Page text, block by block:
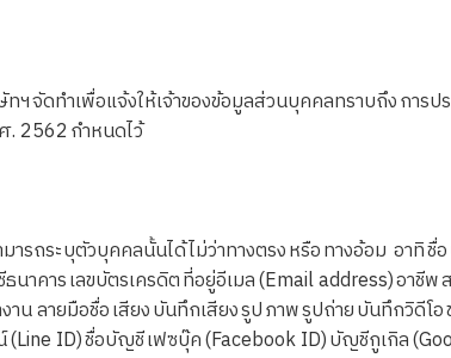
ดทำเพื่อแจ้งให้เจ้าของข้อมูลส่วนบุคคลทราบถึง การป
2562 กำหนดไว้
ระบุตัวบุคคลนั้นได้ ไม่ว่าทางตรง หรือ ทางอ้อม อาทิ ชื่อ
นาคาร เลขบัตรเครดิต ที่อยู่อีเมล (Email address) อาชีพ
ลายมือชื่อ เสียง บันทึกเสียง รูป ภาพ รูปถ่าย บันทึกวิดีโอ
(Line ID) ชื่อบัญชี เฟซบุ๊ค (Facebook ID) บัญชีกูเกิล